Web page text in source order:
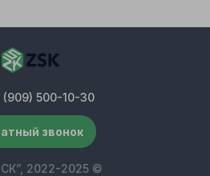
(909) 500-10-30
звонок
2022-2025 ©